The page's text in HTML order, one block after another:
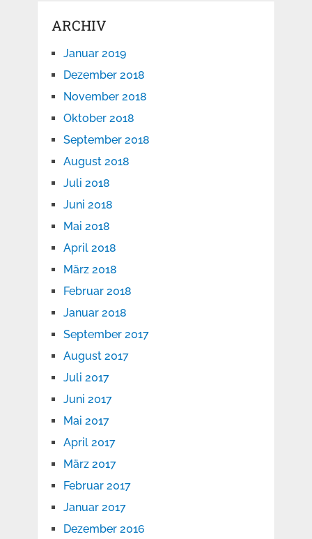
ARCHIV
Januar 2019
Dezember 2018
November 2018
Oktober 2018
September 2018
August 2018
Juli 2018
Juni 2018
Mai 2018
April 2018
März 2018
Februar 2018
Januar 2018
September 2017
August 2017
Juli 2017
Juni 2017
Mai 2017
April 2017
März 2017
Februar 2017
Januar 2017
Dezember 2016